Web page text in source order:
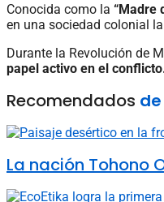
Conocida como la “Madre
en una sociedad colonial
Durante la Revolución de
papel activo en el
Recomendados
La nación Tohono